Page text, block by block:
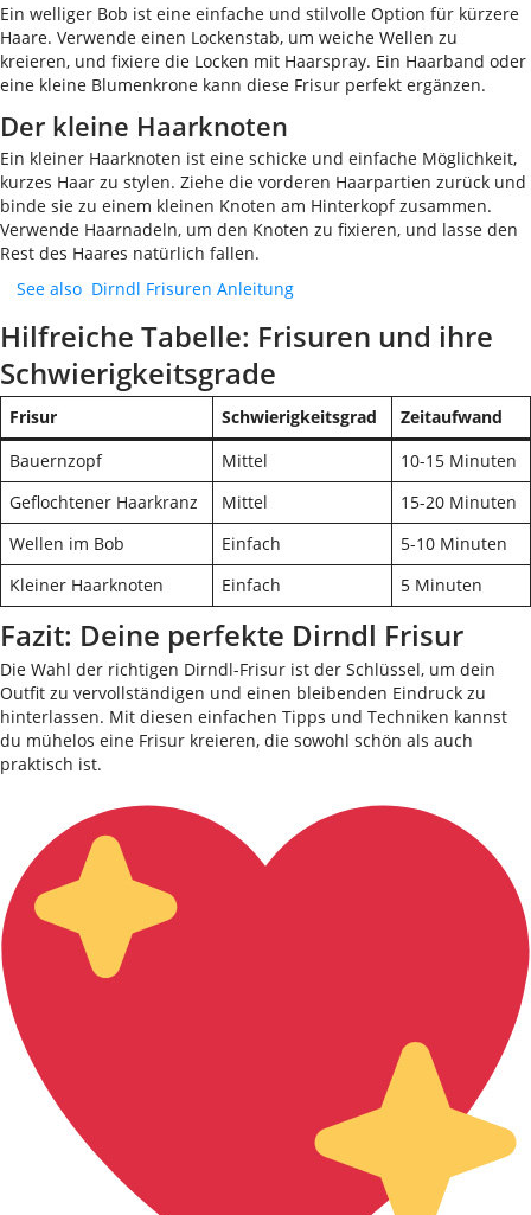
Ein welliger Bob ist eine einfache und stilvolle Option für kürzere
Haare. Verwende einen Lockenstab, um weiche Wellen zu
kreieren, und fixiere die Locken mit Haarspray. Ein Haarband oder
eine kleine Blumenkrone kann diese Frisur perfekt ergänzen.
Der kleine Haarknoten
Ein kleiner Haarknoten ist eine schicke und einfache Möglichkeit,
kurzes Haar zu stylen. Ziehe die vorderen Haarpartien zurück und
binde sie zu einem kleinen Knoten am Hinterkopf zusammen.
Verwende Haarnadeln, um den Knoten zu fixieren, und lasse den
Rest des Haares natürlich fallen.
See also Dirndl Frisuren Anleitung
Hilfreiche Tabelle: Frisuren und ihre
Schwierigkeitsgrade
Frisur Schwierigkeitsgrad
Zeitaufwand
Bauernzopf
Mittel
10-15 Minuten
Geflochtener Haarkranz
Mittel
15-20 Minuten
Wellen im Bob
Einfach
5-10 Minuten
Kleiner Haarknoten
Einfach 5 Minuten
Fazit: Deine perfekte Dirndl Frisur
Die Wahl der richtigen Dirndl-Frisur ist der Schlüssel, um dein
Outfit zu vervollständigen und einen bleibenden Eindruck zu
hinterlassen. Mit diesen einfachen Tipps und Techniken kannst
du mühelos eine Frisur kreieren, die sowohl schön als auch
praktisch ist.